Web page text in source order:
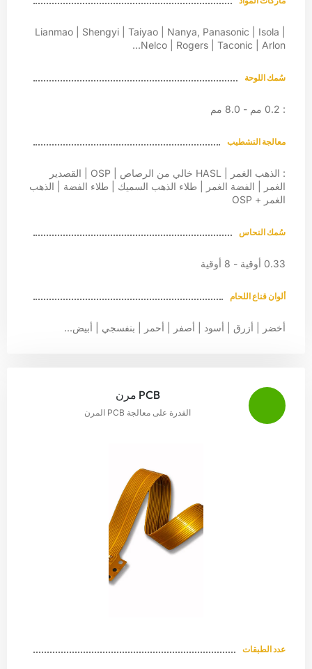
Lianmao | Shengyi | Taiyao | Nanya, Panasonic | Isola |
Nelco | Rogers | Taconic | Arlon...
سُمك اللوحة
: 0.2 مم - 8.0 مم
معالجة التشطيب
: الذهب الغمر | HASL خالي من الرصاص | OSP | القصدير
الغمر | الفضة الغمر | طلاء الذهب السميك | طلاء الفضة | الذهب
الغمر + OSP
سُمك النحاس
0.33 أوقية - 8 أوقية
ألوان قناع اللحام
أخضر | أزرق | أسود | أصفر | أحمر | بنفسجي | أبيض...
PCB مرن
القدرة على معالجة PCB المرن
عدد الطبقات